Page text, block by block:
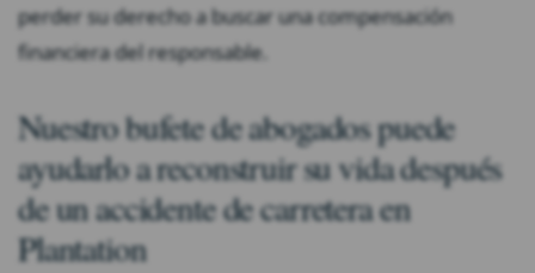
perder su derecho a buscar una compensación
financiera del responsable.
Nuestro bufete de abogados puede
ayudarlo a reconstruir su vida después
de un accidente de carretera en
Plantation